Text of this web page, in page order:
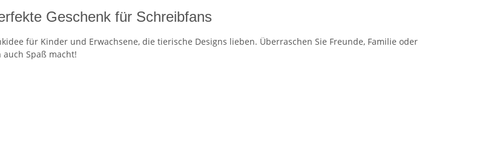
Geschenk für Schreibfans
für Kinder und Erwachsene, die tierische Designs lieben. Überraschen Sie Freunde, Familie oder
Spaß macht!